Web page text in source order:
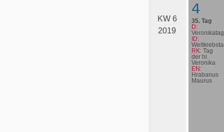
KW 6
2019
4
35. Tag
D:
Veronikatag
ID:
RK: Tag
der hl.
Veronika
EN:
Hrabanus
Maurus